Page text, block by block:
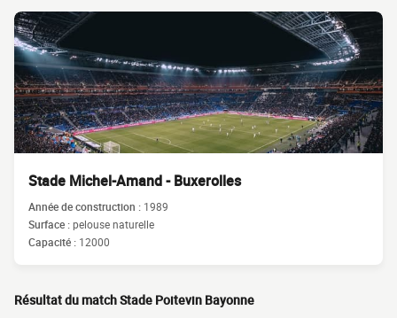
Stade Michel-Amand - Buxerolles
Année de construction : 1989
Surface :pelouse naturelle
Capacité : 12000
Résultat du match Stade Poitevin Bayonne